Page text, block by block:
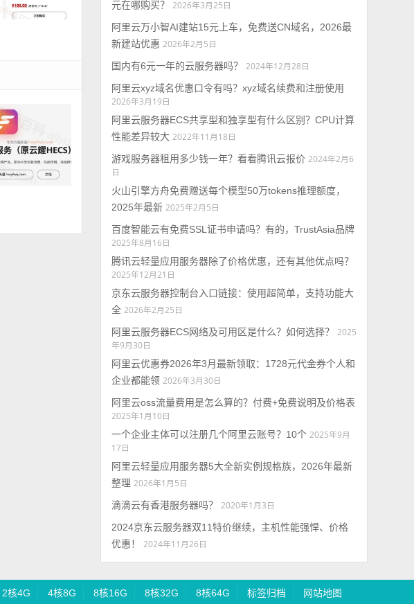
元在哪购买？
2026年3月25日
阿里云万小智AI建站15元上车，免费送CN域名，2026最
新建站优惠 2026年2月5日
国内有6元一年的云服务器吗？
2024年12月28日
阿里云xyz域名优惠口令有吗？xyz域名续费和注册使用
2026年3月19日
阿里云服务器ECS共享型和独享型有什么区别？CPU计算
性能差异较大 2022年11月18日
游戏服务器租用多少钱一年？看看腾讯云报价 2024年2月6
日
火山引擎方舟免费赠送每个模型50万tokens推理额度，
2025年最新 2025年2月5日
百度智能云有免费SSL证书申请吗？有的，TrustAsia品牌
2025年8月16日
腾讯云轻量应用服务器除了价格优惠，还有其他优点吗？
2025年12月21日
京东云服务器控制台入口链接：使用超简单，支持功能大
全 2026年2月25日
阿里云服务器ECS网络及可用区是什么？如何选择？
2025
年9月30日
阿里云优惠券2026年3月最新领取：1728元代金券个人和
企业都能领 2026年3月30日
阿里云oss流量费用是怎么算的？付费+免费说明及价格表
2025年1月10日
一个企业主体可以注册几个阿里云账号？10个 2025年9月
17日
阿里云轻量应用服务器5大全新实例规格族，2026年最新
整理 2026年1月5日
滴滴云有香港服务器吗？
2020年1月3日
2024京东云服务器双11特价继续，主机性能强悍、价格
优惠！
2024年11月26日
2核4G 4核8G 8核16G 8核32G 8核64G 标签归档 网站地图